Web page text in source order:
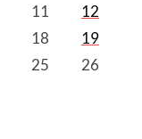
11
12
18
19
25
26